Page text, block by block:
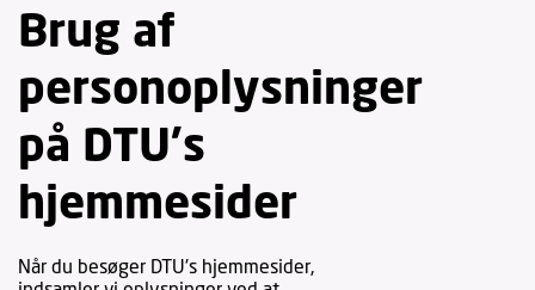
Brug af
personoplysninger
på DTU's
hjemmesider
Når du besøger DTU's hjemmesider,